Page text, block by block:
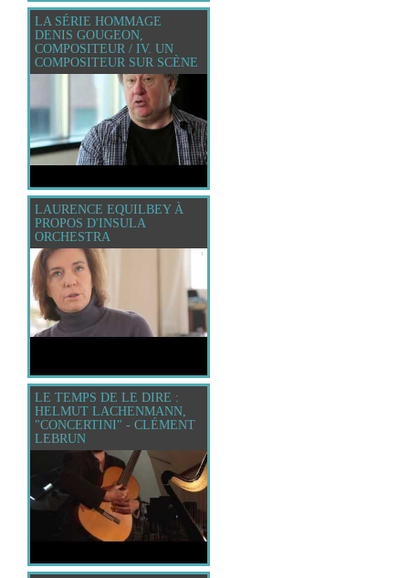
LA SÉRIE HOMMAGE
DENIS GOUGEON,
COMPOSITEUR / IV. UN
COMPOSITEUR SUR SCÈNE
LAURENCE EQUILBEY À
PROPOS D'INSULA
ORCHESTRA
LE TEMPS DE LE DIRE :
HELMUT LACHENMANN,
"CONCERTINI" - CLÉMENT
LEBRUN